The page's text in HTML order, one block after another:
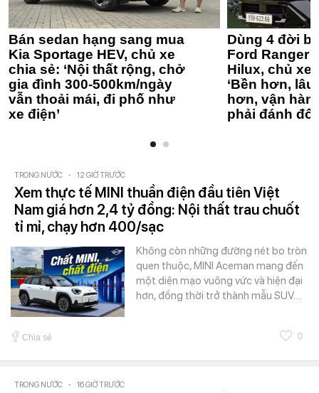
Bán sedan hạng sang mua
Kia Sportage HEV, chủ xe
chia sẻ: ‘Nội thất rộng, chở
gia đình 300-500km/ngày
vẫn thoải mái, đi phố như
xe điện’
Dùng 4 đời
Ford Ranger
Hilux, chủ xe
‘Bền hơn,
hơn, vận
phải đánh
TRONG NƯỚC - 12 GIỜ TRƯỚC
Xem thực tế MINI thuần điện đầu tiên Việt
Nam giá hơn 2,4 tỷ đồng: Nội thất trau chuốt
tỉ mỉ, chạy hơn 400/sạc
Không còn những đường nét bo tròn
quen thuộc, MINI Aceman mang đến
một diện mạo vuông vức và hiện đại
hơn, đồng thời trở thành mẫu SUV…
Chia sẻ 0
TRONG NƯỚC - 16 GIỜ TRƯỚC